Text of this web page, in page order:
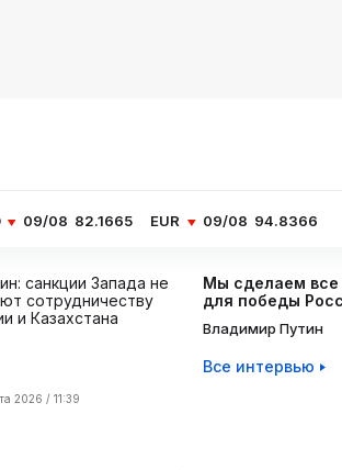
EUR 09/08 94.8366
санкции Запада не
сотрудничеству
и Казахстана
2026 / 11:39
Мы сделаем все
для победы
Владимир Путин
Все интервью